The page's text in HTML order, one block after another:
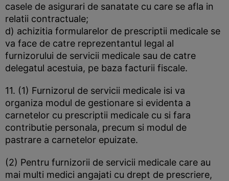
casele de asigurari de sanatate cu care se afla in
relatii contractuale;
d) achizitia formularelor de prescriptii medicale se
va face de catre reprezentantul legal al
furnizorului de servicii medicale sau de catre
delegatul acestuia, pe baza facturii fiscale.
11. (1) Furnizorul de servicii medicale isi va
organiza modul de gestionare si evidenta a
carnetelor cu prescriptii medicale cu si fara
contributie personala, precum si modul de
pastrare a carnetelor epuizate.
(2) Pentru furnizorii de servicii medicale care au
mai multi medici angajati cu drept de prescriere,